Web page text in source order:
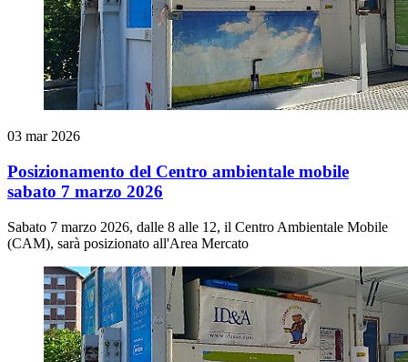
03 mar 2026
Posizionamento del Centro ambientale mobile
sabato 7 marzo 2026
Sabato 7 marzo 2026, dalle 8 alle 12, il Centro Ambientale Mobile
(CAM), sarà posizionato all'Area Mercato